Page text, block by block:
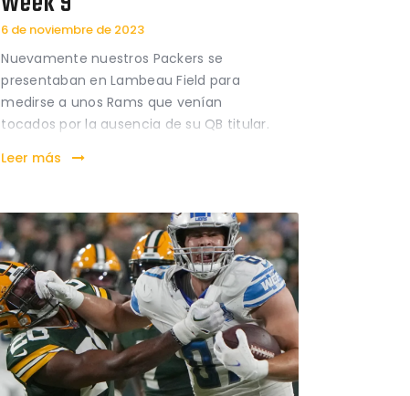
6 de noviembre de 2023
Nuevamente nuestros Packers se
presentaban en Lambeau Field para
medirse a unos Rams que venían
tocados por la ausencia de su QB titular.
bastante guerra durante esta
contundente derrota por 3-20 de la
tundra de Wisconsin.…
Leer más